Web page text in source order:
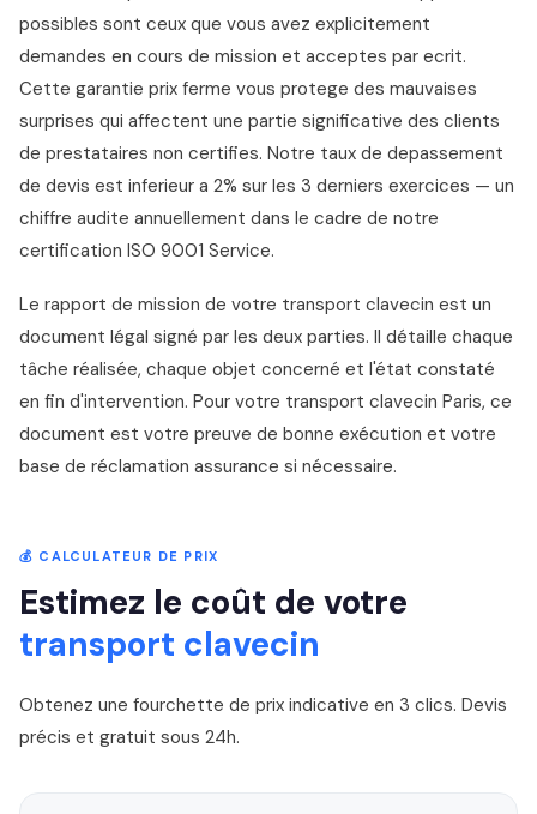
possibles sont ceux que vous avez explicitement
demandes en cours de mission et acceptes par ecrit.
Cette garantie prix ferme vous protege des mauvaises
surprises qui affectent une partie significative des clients
de prestataires non certifies. Notre taux de depassement
de devis est inferieur a 2% sur les 3 derniers exercices — un
chiffre audite annuellement dans le cadre de notre
certification ISO 9001 Service.
Le rapport de mission de votre transport clavecin est un
document légal signé par les deux parties. Il détaille chaque
tâche réalisée, chaque objet concerné et l'état constaté
en fin d'intervention. Pour votre transport clavecin Paris, ce
document est votre preuve de bonne exécution et votre
base de réclamation assurance si nécessaire.
💰 CALCULATEUR DE PRIX
Estimez le coût de votre
transport clavecin
Obtenez une fourchette de prix indicative en 3 clics. Devis
précis et gratuit sous 24h.